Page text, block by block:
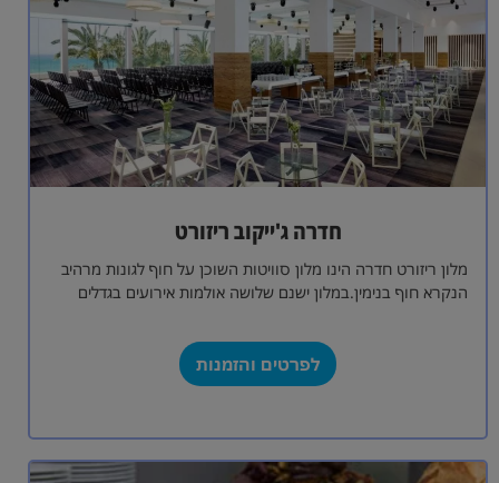
חדרה ג'ייקוב ריזורט
מלון ריזורט חדרה הינו מלון סוויטות השוכן על חוף לגונות מרהיב
הנקרא חוף בנימין.במלון ישנם שלושה אולמות אירועים בגדלים
לפרטים והזמנות